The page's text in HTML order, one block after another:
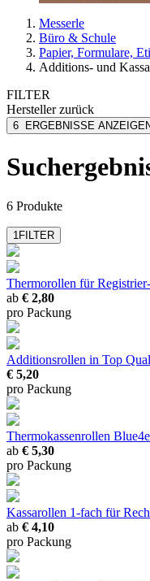
Messerle
Büro & Schule
Papier, Formulare,
Additions- und
FILTER
Herstellerzurück
Factory
Soennecken
6 ERGEBNISSE
6 Produkte
1FILTER
Thermorollen für
ab € 2,80
pro Packung
Additionsrollen in Top
€ 5,20
pro Packung
Thermokassenrollen
ab € 5,30
pro Packung
Kassarollen 1-fach für
ab € 4,10
pro Packung